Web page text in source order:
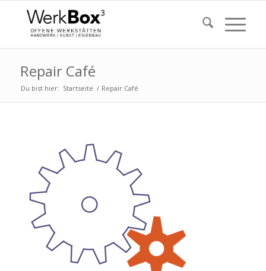
Repair Café
Du bist hier: Startseite / Repair Café